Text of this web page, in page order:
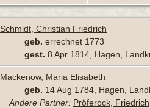
Schmidt, Christian Friedrich
geb. errechnet 1773
gest. 8 Apr 1814, Hagen,
Mackenow, Maria Elisabeth
geb. 14 Aug 1784, Hagen,
Andere Partner: Pröferock, Friedrich